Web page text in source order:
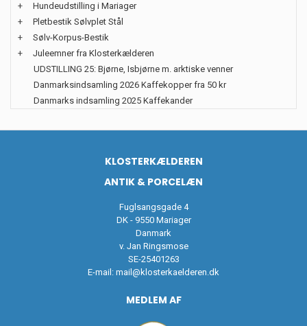
+
Hundeudstilling i Mariager
+
Pletbestik Sølvplet Stål
+
Sølv-Korpus-Bestik
+
Juleemner fra Klosterkælderen
UDSTILLING 25: Bjørne, Isbjørne m. arktiske venner
Danmarksindsamling 2026 Kaffekopper fra 50 kr
Danmarks indsamling 2025 Kaffekander
KLOSTERKÆLDEREN
ANTIK & PORCELÆN
Fuglsangsgade 4
DK - 9550 Mariager
Danmark
v. Jan Ringsmose
SE-25401263
E-mail: mail@klosterkaelderen.dk
MEDLEM AF